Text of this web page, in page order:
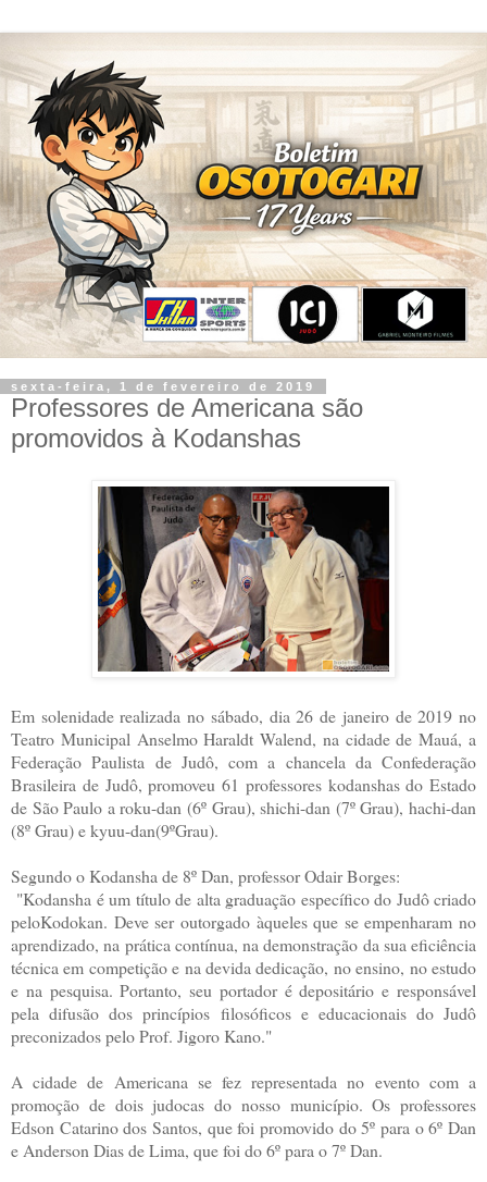
sexta-feira, 1 de fevereiro de 2019
Professores de Americana são
promovidos à Kodanshas
Em solenidade realizada no sábado, dia 26 de janeiro de 2019 no
Teatro Municipal Anselmo Haraldt Walend, na cidade de Mauá, a
Federação Paulista de Judô, com a chancela da Confederação
Brasileira de Judô, promoveu 61 professores kodanshas do Estado
de São Paulo a roku-dan (6º Grau), shichi-dan (7º Grau), hachi-dan
(8º Grau) e kyuu-dan(9ºGrau).
Segundo o Kodansha de 8º Dan, professor Odair Borges:
"Kodansha é um título de alta graduação específico do Judô criado
peloKodokan. Deve ser outorgado àqueles que se empenharam no
aprendizado, na prática contínua, na demonstração da sua eficiência
técnica em competição e na devida dedicação, no ensino, no estudo
e na pesquisa. Portanto, seu portador é depositário e responsável
pela difusão dos princípios filosóficos e educacionais do Judô
preconizados pelo Prof. Jigoro Kano."
A cidade de Americana se fez representada no evento com a
promoção de dois judocas do nosso município. Os professores
Edson Catarino dos Santos, que foi promovido do 5º para o 6º Dan
e Anderson Dias de Lima, que foi do 6º para o 7º Dan.